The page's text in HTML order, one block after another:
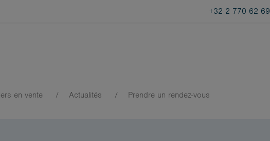
+32 2 770 62 69
en vente Actualités
Prendre un rendez-vous